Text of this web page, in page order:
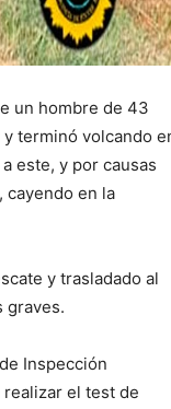
un hombre de 43
terminó volcando
este, y por causas
cayendo en la
y trasladado al
graves.
Inspección
el test de